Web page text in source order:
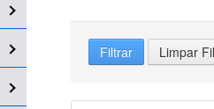
Filtrar Limpar